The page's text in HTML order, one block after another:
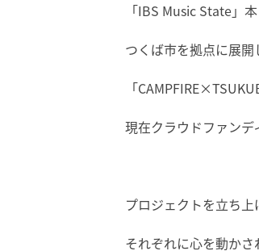
「IBS Music State」
つくば市を拠点に展
「
現在クラウドファンデ
プロジェクトを立ち上
それぞれに心を動かさ